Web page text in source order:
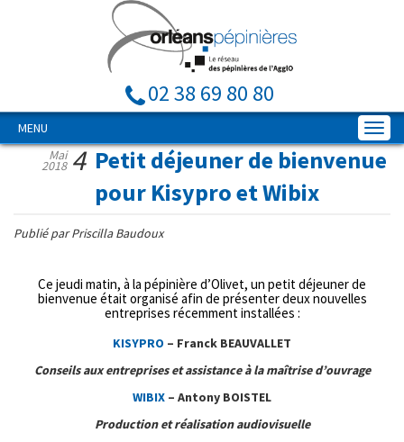
02 38 69 80 80
MENU
Petit déjeuner de bienvenue
pour Kisypro et Wibix
Mai
2018 4
Publié par Priscilla Baudoux
Ce jeudi matin, à la pépinière d’Olivet, un petit déjeuner de
bienvenue était organisé afin de présenter deux nouvelles
entreprises récemment installées :
KISYPRO – Franck BEAUVALLET
Conseils aux entreprises et assistance à la maîtrise d’ouvrage
WIBIX – Antony BOISTEL
Production et réalisation audiovisuelle